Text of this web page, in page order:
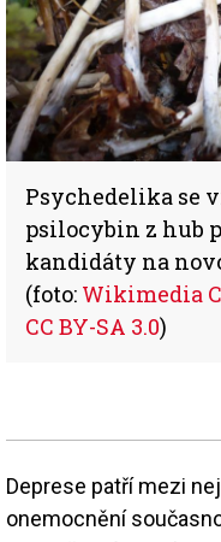
Psychedelika se
psilocybin z hub
kandidáty na
(foto: Wikimedia
CC BY-SA 3.0)
Deprese patří mezi
onemocnění